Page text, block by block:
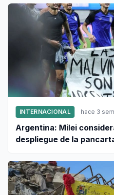
INTERNACIONAL hace 3
Argentina: Milei
despliegue de la